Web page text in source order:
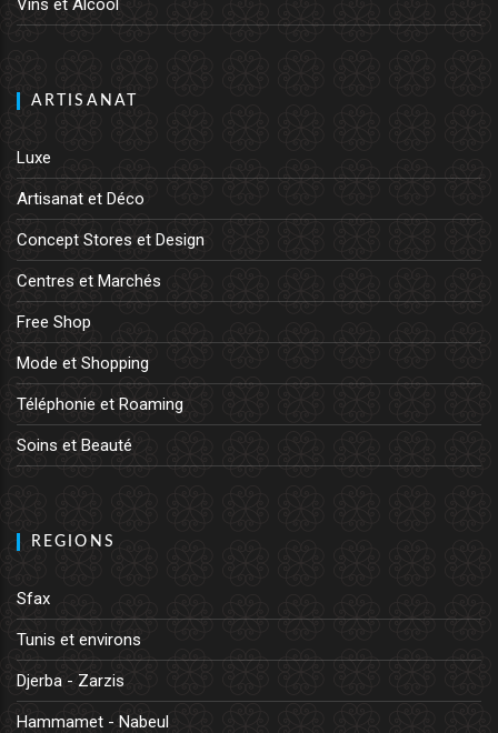
Vins et Alcool
ARTISANAT
Luxe
Artisanat et Déco
Concept Stores et Design
Centres et Marchés
Free Shop
Mode et Shopping
Téléphonie et Roaming
Soins et Beauté
REGIONS
Sfax
Tunis et environs
Djerba - Zarzis
Hammamet - Nabeul